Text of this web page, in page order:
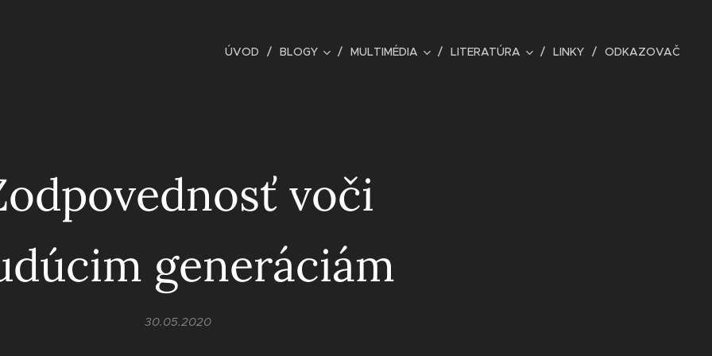
ÚVOD BLOGY MULTIMÉDIA LITERATÚRA LINKY ODKAZOVAČ
voči
generáciám
30.05.2020